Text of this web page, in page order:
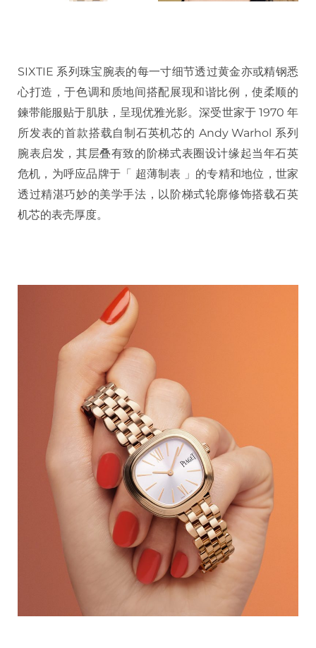
SIXTIE 系列珠宝腕表的每一寸细节透过黄金亦或精钢悉
心打造，于色调和质地间搭配展现和谐比例，使柔顺的
鍊带能服贴于肌肤，呈现优雅光影。深受世家于 1970 年
所发表的首款搭载自制石英机芯的 Andy Warhol 系列
腕表启发，其层叠有致的阶梯式表圈设计缘起当年石英
危机，为呼应品牌于「 超薄制表 」的专精和地位，世家
透过精湛巧妙的美学手法，以阶梯式轮廓修饰搭载石英
机芯的表壳厚度。